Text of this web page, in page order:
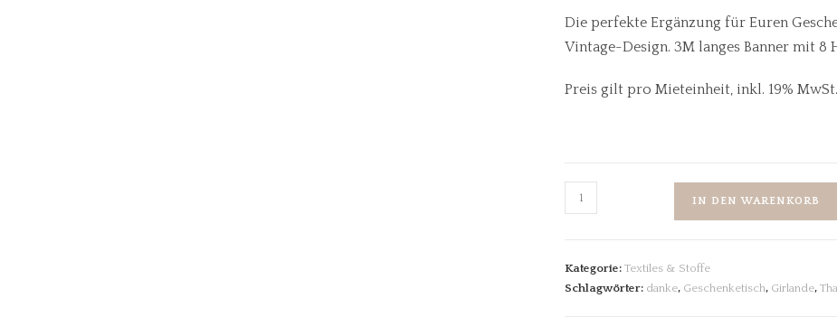
Die perfekte Ergänzung für Euren
Vintage-Design. 3M langes Banner mit 8
Preis gilt pro Mieteinheit, inkl. 19% MwSt.
IN DEN WARENKORB
Kategorie: Textiles & Stoffe
Schlagwörter: danke, Geschenketisch, Girlande,